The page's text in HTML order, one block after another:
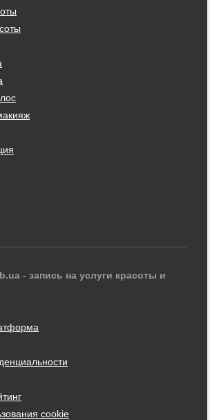
- запись на услуги красоты и
cookie